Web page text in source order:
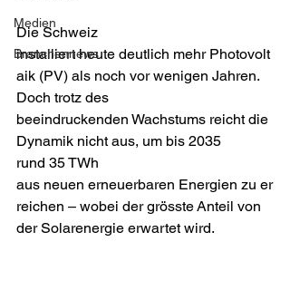
Medien
Branchennews
Die Schweiz
installiert heute deutlich mehr Photovolt
aik (PV) als noch vor wenigen Jahren.
Doch trotz des
beeindruckenden Wachstums reicht die
Dynamik nicht aus, um bis 2035
rund 35 TWh
aus neuen erneuerbaren Energien zu er
reichen – wobei der grösste Anteil von
der Solarenergie erwartet wird.